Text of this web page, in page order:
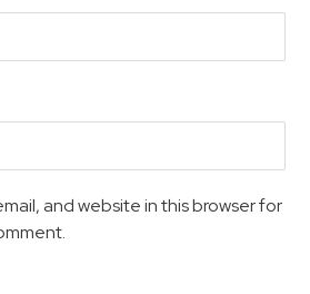
and website in this browser for